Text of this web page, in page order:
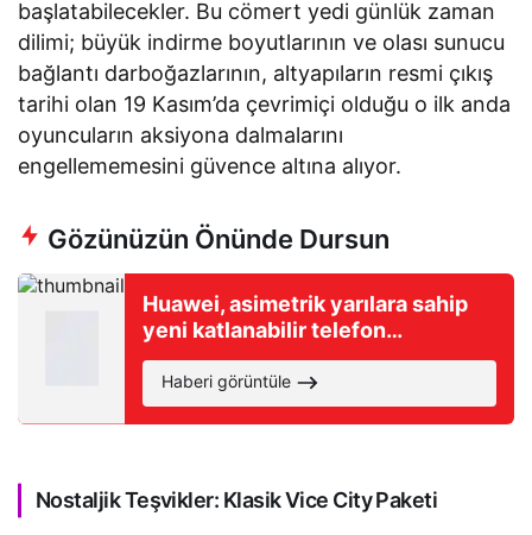
başlatabilecekler. Bu cömert yedi günlük zaman
dilimi; büyük indirme boyutlarının ve olası sunucu
bağlantı darboğazlarının, altyapıların resmi çıkış
tarihi olan 19 Kasım’da çevrimiçi olduğu o ilk anda
oyuncuların aksiyona dalmalarını
engellememesini güvence altına alıyor.
Gözünüzün Önünde Dursun
Huawei, asimetrik yarılara sahip
yeni katlanabilir telefon
tasarımının patentini aldı
Haberi görüntüle
Nostaljik Teşvikler: Klasik Vice City Paketi